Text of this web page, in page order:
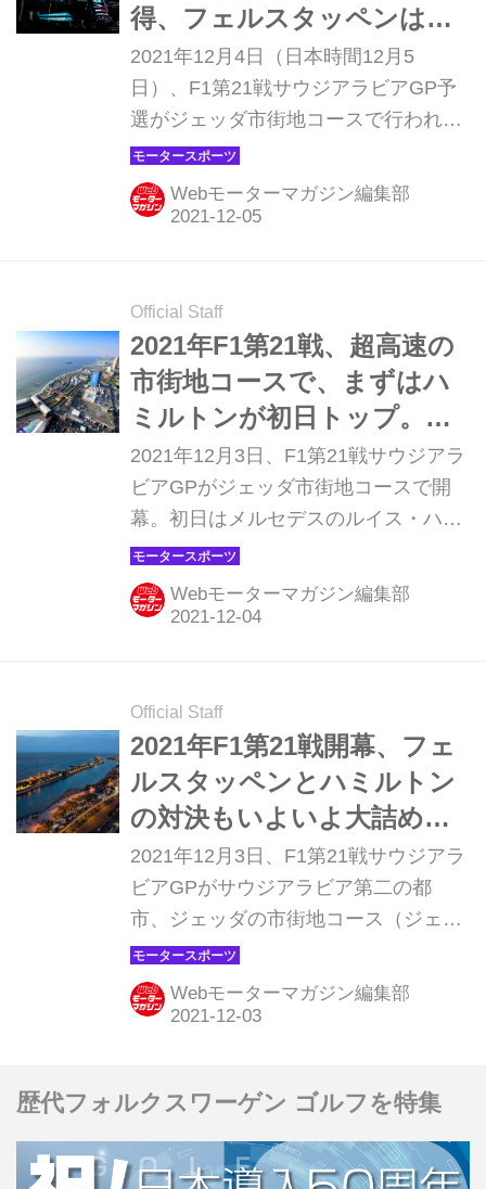
得、フェルスタッペンは惜
しくも3番手【サウジアラビ
アGP】
2021年12月4日（日本時間12月5
日）、F1第21戦サウジアラビアGP予
選がジェッダ市街地コースで行われ、
ルイス・ハミルトン（メルセデス）が
103回目のポールポジションを獲得し
た。マックス・フェルスタッペン（レ
ォールに接触してポールを逃した。
Webモーターマガジン編集部
Official Staff
2021年F1第21戦、超高速の
市街地コースで、まずはハ
ミルトンが初日トップ。フ
ェルスタッペンは4番手【サ
ウジアラビアGP】
2021年12月3日、F1第21戦サウジアラ
ビアGPがジェッダ市街地コースで開
幕。初日はメルセデスのルイス・ハミ
ルトンがトップタイムをマークした。
チャンピオン争いに王手をけてのぞむ
レッドブル・ホンダのマックス・フェ
Webモーターマガジン編集部
Official Staff
2021年F1第21戦開幕、フェ
ルスタッペンとハミルトン
の対決もいよいよ大詰めに
【サウジアラビアGP】
2021年12月3日、F1第21戦サウジアラ
ビアGPがサウジアラビア第二の都
市、ジェッダの市街地コース（ジェッ
ダ・コーニッシュ・サーキット＝
Jeddah Corniche Circuit）で開幕す
る。サウジアラビアはF1初開催で、中
目、世界的にはF1を開催する34番目の
国となる。なお、サウジアラビアGP
は日没後のナイトレースとして行われ
Webモーターマガジン編集部
歴代フォルクスワーゲン ゴルフを特集